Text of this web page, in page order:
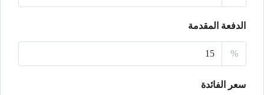
19
الدفعة المقدمة
%
سعر الفائدة